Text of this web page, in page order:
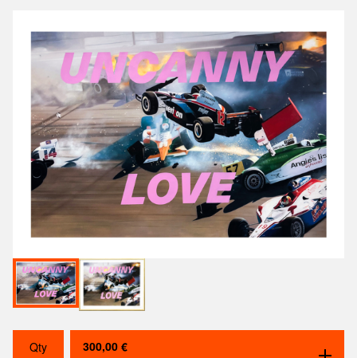
Qty 300,00 €